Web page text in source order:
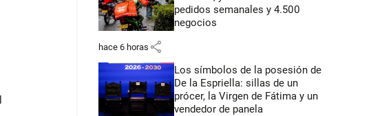
pedidos semanales y 4.500
negocios
hace 6 horas share
Los símbolos de la posesión de
De la Espriella: sillas de un
prócer, la Virgen de Fátima y un
vendedor de panela